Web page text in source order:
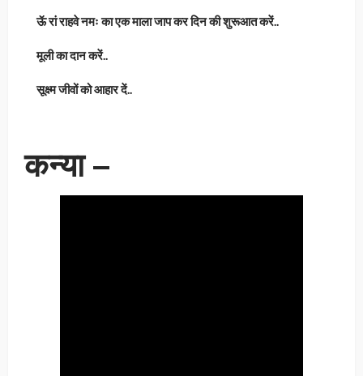
ऊॅ रां राहवे नमः का एक माला जाप कर दिन की शुरूआत करें..
मूली का दान करें..
सूक्ष्म जीवों को आहार दें..
कन्या –